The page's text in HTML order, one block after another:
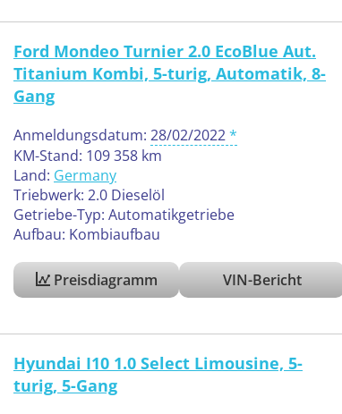
Ford Mondeo Turnier 2.0 EcoBlue Aut.
Titanium Kombi, 5-turig, Automatik, 8-
Gang
Anmeldungsdatum: 28/02/2022
KM-Stand: 109 358 km
Land: Germany
Triebwerk: 2.0 Dieselöl
Getriebe-Typ: Automatikgetriebe
Aufbau: Kombiaufbau
Preisdiagramm VIN-Bericht
Hyundai I10 1.0 Select Limousine, 5-
turig, 5-Gang